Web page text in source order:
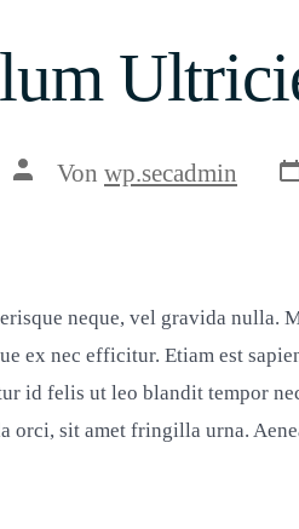
Beitragsautor
Von wp.secadmin
neque, vel gravida
ex nec efficitur. Etiam est
id felis ut leo blandit tempor
orci, sit amet fringilla urna.